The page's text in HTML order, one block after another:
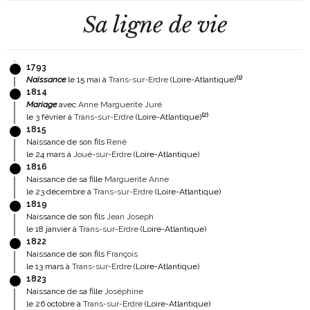
Sa ligne de vie
1793
Naissancele 15 mai à Trans-sur-Erdre (Loire-Atlantique)(1)
1814
Mariageavec Anne Marguerite Juré
le 3 février à Trans-sur-Erdre (Loire-Atlantique)(2)
1815
Naissance de son fils René
le 24 mars à Joué-sur-Erdre (Loire-Atlantique)
1816
Naissance de sa fille Marguerite Anne
le 23 décembre à Trans-sur-Erdre (Loire-Atlantique)
1819
Naissance de son fils Jean Joseph
le 18 janvier à Trans-sur-Erdre (Loire-Atlantique)
1822
Naissance de son fils François
le 13 mars à Trans-sur-Erdre (Loire-Atlantique)
1823
Naissance de sa fille Joséphine
le 26 octobre à Trans-sur-Erdre (Loire-Atlantique)